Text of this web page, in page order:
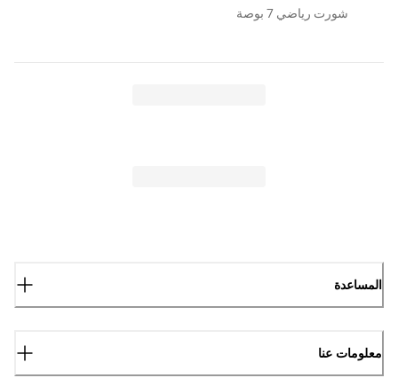
شورت رياضي 7 بوصة
المساعدة
معلومات عنا